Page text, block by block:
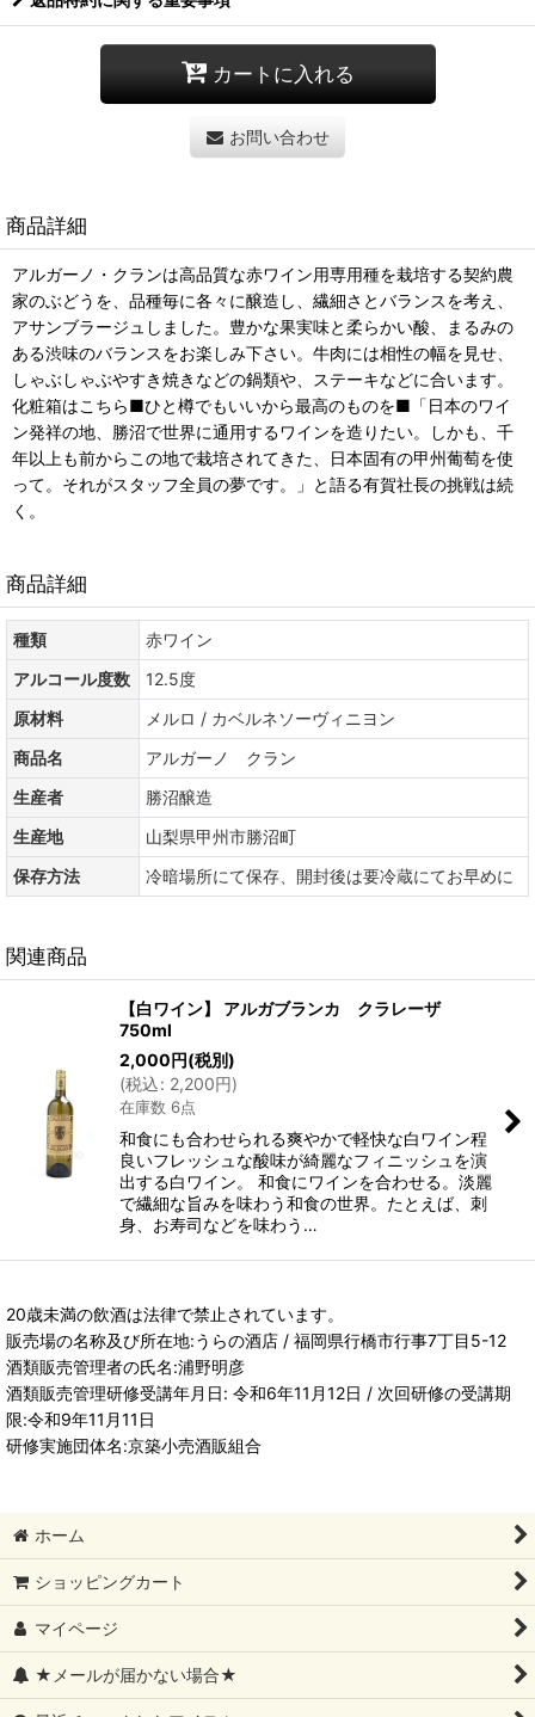
カートに入れる
お問い合わせ
商品詳細
アルガーノ・クランは高品質な赤ワイン用専用種を栽培する契約農
家のぶどうを、品種毎に各々に醸造し、繊細さとバランスを考え、
アサンブラージュしました。豊かな果実味と柔らかい酸、まるみの
ある渋味のバランスをお楽しみ下さい。牛肉には相性の幅を見せ、
しゃぶしゃぶやすき焼きなどの鍋類や、ステーキなどに合います。
化粧箱はこちら■ひと樽でもいいから最高のものを■「日本のワイ
ン発祥の地、勝沼で世界に通用するワインを造りたい。しかも、千
年以上も前からこの地で栽培されてきた、日本固有の甲州葡萄を使
って。それがスタッフ全員の夢です。」と語る有賀社長の挑戦は続
く。
商品詳細
種類
赤ワイン
アルコール度数
12.5度
原材料
メルロ / カベルネソーヴィニヨン
商品名
アルガーノ クラン
生産者
勝沼醸造
生産地
山梨県甲州市勝沼町
保存方法
冷暗場所にて保存、開封後は要冷蔵にてお早めに
関連商品
【白ワイン】 アルガブランカ クラレーザ
750ml
2,000円(税別)
(税込: 2,200円)
在庫数 6点
和食にも合わせられる爽やかで軽快な白ワイン程
良いフレッシュな酸味が綺麗なフィニッシュを演
出する白ワイン。 和食にワインを合わせる。淡麗
で繊細な旨みを味わう和食の世界。たとえば、刺
身、お寿司などを味わう…
20歳未満の飲酒は法律で禁止されています。
販売場の名称及び所在地:うらの酒店 / 福岡県行橋市行事7丁目5-12
酒類販売管理者の氏名:浦野明彦
酒類販売管理研修受講年月日: 令和6年11月12日 / 次回研修の受講期
限:令和9年11月11日
研修実施団体名:京築小売酒販組合
ホーム
ショッピングカート
マイページ
★メールが届かない場合★